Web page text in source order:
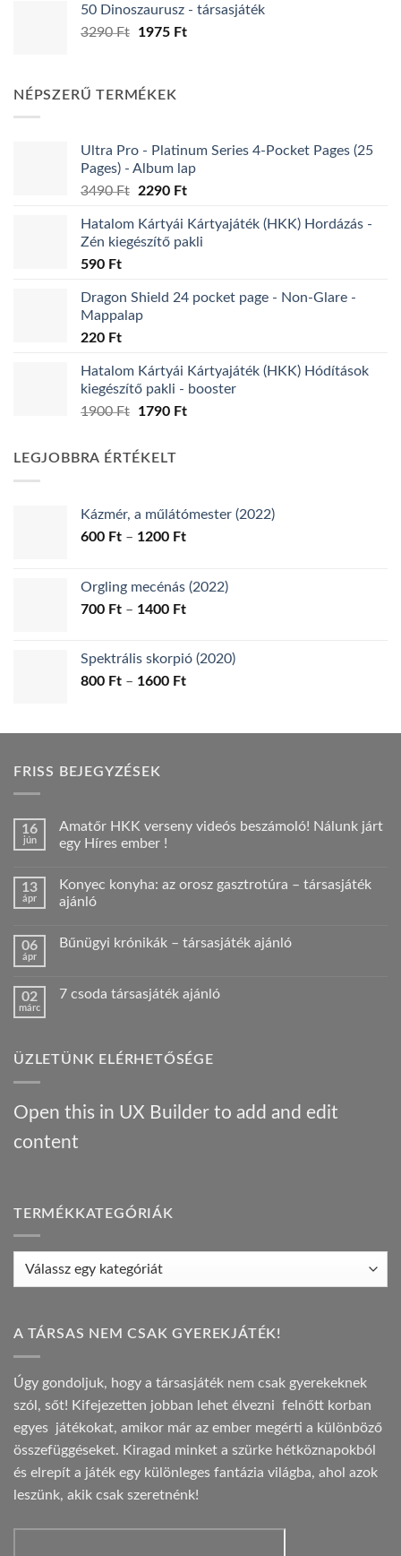
9990 Ft.5495 Ft.
50 Dinoszaurusz - társasjáték
3290Ft
Original
3290 Ft.
1975 FtCurrent
NÉPSZERŰ TERMÉKEK
Ultra Pro - Platinum Series 4-Pocket Pages (25
Pages) - Album lap
3490Ft
Original
was:
3490 Ft.
2290 FtCurrent
is:
2290 Ft.
Hatalom Kártyái Kártyajáték (HKK) Hordázás -
Zén kiegészítő pakli
590 Ft
Dragon Shield 24 pocket page - Non-Glare -
Mappalap
220 Ft
Hatalom Kártyái Kártyajáték (HKK) Hódítások
kiegészítő pakli - booster
1900Ft
Original
was:
1900 Ft.
1790 FtCurrent
LEGJOBBRA ÉRTÉKELT
Kázmér, a műlátómester (2022)
600 Ft – 1200 FtÁrtartomány:
1200 Ft
Orgling mecénás (2022)
700 Ft – 1400 FtÁrtartomány:
1400 Ft
Spektrális skorpió (2020)
800 Ft – 1600 FtÁrtartomány:
1600 Ft
FRISS BEJEGYZÉSEK
16
jún
Amatőr HKK verseny videós beszámoló! Nálunk járt
egy Híres ember !
a(z)
Amatőr
HKK
beszámoló!
Híres
ember
13
ápr
Konyec konyha: az orosz gasztrotúra – társasjáték
ajánló
a(z)
orosz
gasztrotúra
06
ápr
Bűnügyi krónikák – társasjáték ajánló
Bűnügyi
bejegyzéshez
02
márc
7 csoda társasjáték ajánló
csoda
ÜZLETÜNK ELÉRHETŐSÉGE
Open this in UX Builder to add and edit
content
TERMÉKKATEGÓRIÁK
A TÁRSAS NEM CSAK GYEREKJÁTÉK!
Úgy gondoljuk, hogy a társasjáték nem csak gyerekeknek
szól, sőt! Kifejezetten jobban lehet élvezni felnőtt korban
egyes játékokat, amikor már az ember megérti a különböző
összefüggéseket. Kiragad minket a szürke hétköznapokból
és elrepít a játék egy különleges fantázia világba, ahol azok
leszünk, akik csak szeretnénk!